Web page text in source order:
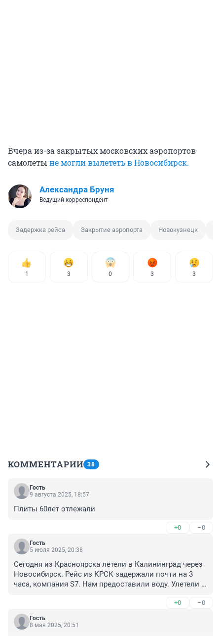
Вчера из-за закрытых московских аэропортов
самолеты не могли вылететь в Новосибирск.
Александра Бруня
Ведущий корреспондент
Задержка рейса Закрытие аэропорта Новокузнецк
1 3 0 3 3
КОММЕНТАРИИ 38
Гость
9 августа 2025, 18:57
Плиты 60лет отлежали
+0 –0
Гость
5 июля 2025, 20:38
Сегодня из Красноярска летели в Калининград через
Новосибирск. Рейс из КРСК задержали почти на 3
часа, компания S7. Нам предоставили воду. Улетели в
+0 –0
Гость
8 мая 2025, 20:51